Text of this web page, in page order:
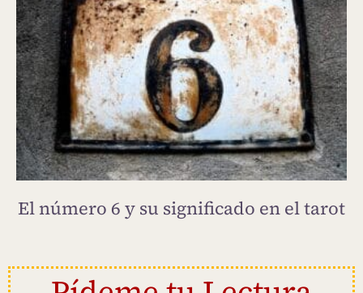
El número 6 y su significado en el tarot